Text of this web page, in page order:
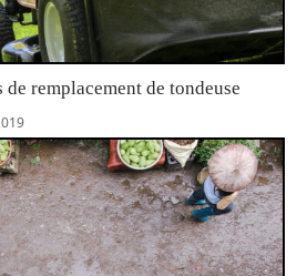
de remplacement de tondeuse